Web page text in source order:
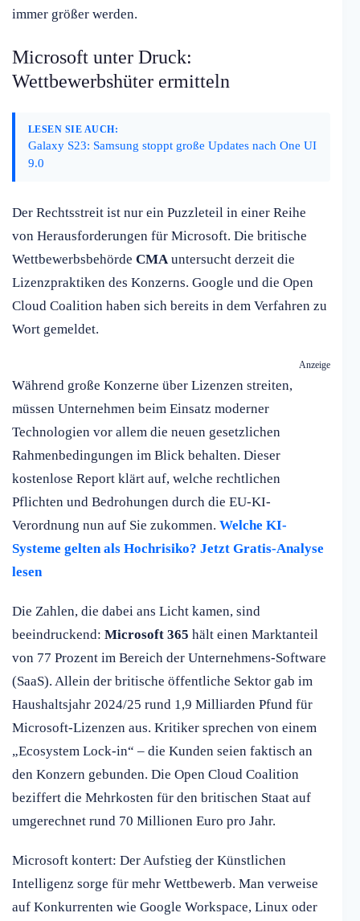
immer größer werden.
Microsoft unter Druck:
Wettbewerbshüter ermitteln
LESEN SIE AUCH:
Galaxy S23: Samsung stoppt große Updates nach One UI
9.0
Der Rechtsstreit ist nur ein Puzzleteil in einer Reihe
von Herausforderungen für Microsoft. Die britische
Wettbewerbsbehörde CMA untersucht derzeit die
Lizenzpraktiken des Konzerns. Google und die Open
Cloud Coalition haben sich bereits in dem Verfahren zu
Wort gemeldet.
Anzeige
Während große Konzerne über Lizenzen streiten,
müssen Unternehmen beim Einsatz moderner
Technologien vor allem die neuen gesetzlichen
Rahmenbedingungen im Blick behalten. Dieser
kostenlose Report klärt auf, welche rechtlichen
Pflichten und Bedrohungen durch die EU-KI-
Verordnung nun auf Sie zukommen. Welche KI-
Systeme gelten als Hochrisiko? Jetzt Gratis-Analyse
lesen
Die Zahlen, die dabei ans Licht kamen, sind
beeindruckend: Microsoft 365 hält einen Marktanteil
von 77 Prozent im Bereich der Unternehmens-Software
(SaaS). Allein der britische öffentliche Sektor gab im
Haushaltsjahr 2024/25 rund 1,9 Milliarden Pfund für
Microsoft-Lizenzen aus. Kritiker sprechen von einem
„Ecosystem Lock-in“ – die Kunden seien faktisch an
den Konzern gebunden. Die Open Cloud Coalition
beziffert die Mehrkosten für den britischen Staat auf
umgerechnet rund 70 Millionen Euro pro Jahr.
Microsoft kontert: Der Aufstieg der Künstlichen
Intelligenz sorge für mehr Wettbewerb. Man verweise
auf Konkurrenten wie Google Workspace, Linux oder